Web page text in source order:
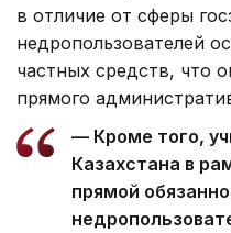
в отличие от сферы
недропользователей
частных средств, что
прямого
— Кроме того,
Казахстана в
прямой